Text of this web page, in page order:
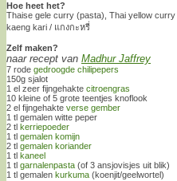
Hoe heet het?
Thaise gele curry (pasta), Thai yellow
kaeng kari / แกงกะหรี่
Zelf maken?
naar recept van Madhur Jaffrey
7 rode gedroogde chilipepers
150g sjalot
1 el zeer fijngehakte citroengras
10 kleine of 5 grote teentjes knoflook
2 el fijngehakte verse gember
1 tl gemalen witte peper
2 tl kerriepoeder
1 tl gemalen komijn
2 tl gemalen koriander
1 tl kaneel
1 tl garnalenpasta (of 3 ansjovisjes uit blik)
1 tl gemalen kurkuma (koenjit/geelwortel)